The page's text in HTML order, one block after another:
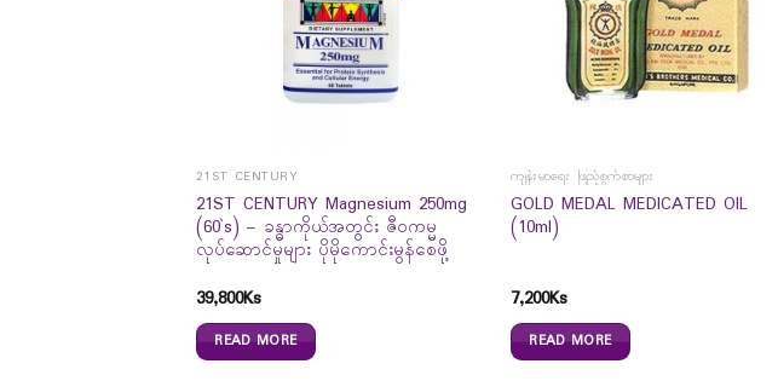
21ST CENTURY
21ST CENTURY Magnesium 250mg
(60`s) – ခန္ဓာကိုယ်အတွင်း ဇီဝကမ္မ
လုပ်ဆောင်မှုများ ပိုမိုကောင်းမွန်စေဖို့
39,800Ks
READ MORE
ကျန်းမာရေး ဖြည့်စွက်စာများ
GOLD MEDAL MEDICATED OIL
(10ml)
7,200Ks
READ MORE